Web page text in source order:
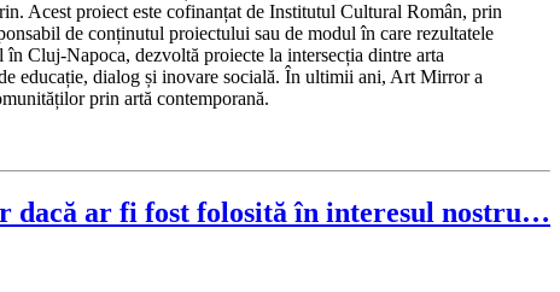
Acest proiect este cofinanțat de Institutul Cultural Român, prin
de conținutul proiectului sau de modul în care rezultatele
Cluj-Napoca, dezvoltă proiecte la intersecția dintre arta
educație, dialog și inovare socială. În ultimii ani, Art Mirror a
prin artă contemporană.
dacă ar fi fost folosită în interesul nostru…